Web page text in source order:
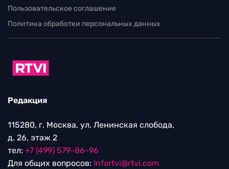
Пользовательское соглашение
Политика обработки персональных данных
Редакция
115280, г. Москва, ул. Ленинская слобода,
д. 26, этаж 2
тел: +7 (499) 579-86-96
Для общих вопросов: Infortvi@rtvi.com